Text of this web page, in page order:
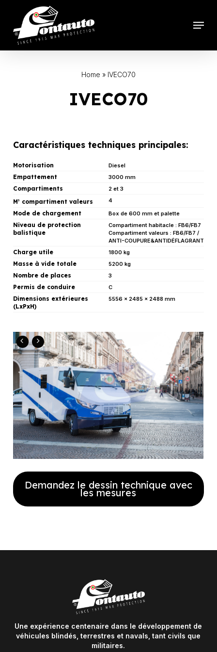
content
Menu
Home » IVECO70
IVECO70
Caractéristiques techniques principales:
Motorisation Diesel
Empattement 3000 mm
Compartiments 2 et 3
M3 compartiment valeurs 4
Mode de chargement Box de 600 mm et palette
Niveau de protection
balistique
Compartiment habitacle : FB6/FB7
Compartiment valeurs : FB6/FB7 /
ANTI-COUPURE&ANTIDÉFLAGRANT
Charge utile 1800 kg
Masse à vide totale 5200 kg
Nombre de places 3
Permis de conduire C
Dimensions extérieures
(LxPxH)
5556 x 2485 x 2488 mm
Demandez le dessin technique avec
les mesures
recevoir notre plan technique
Une expérience centenaire dans le développement de
véhicules blindés, terrestres et navals, tant civils que
militaires.